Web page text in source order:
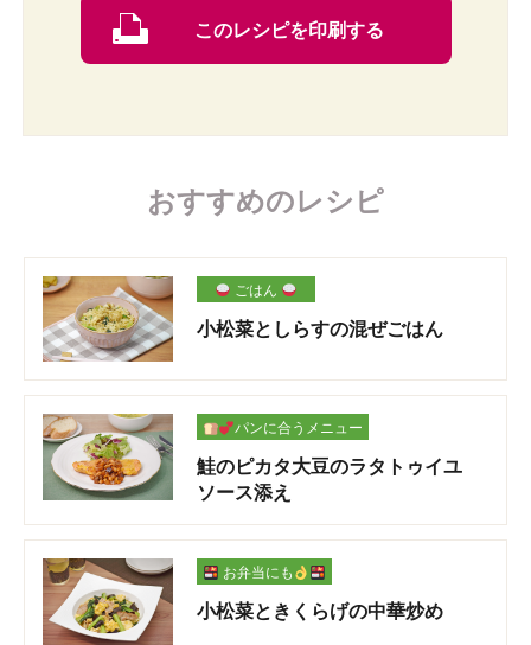
このレシピを印刷する
おすすめのレシピ
ごはん
小松菜としらすの混ぜごはん
パンに合うメニュー
鮭のピカタ大豆のラタトゥイユ
ソース添え
お弁当にも
小松菜ときくらげの中華炒め